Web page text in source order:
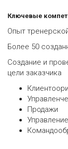
Ключевые
Опыт
Более 50
Создание и
цели заказчика
Продажи